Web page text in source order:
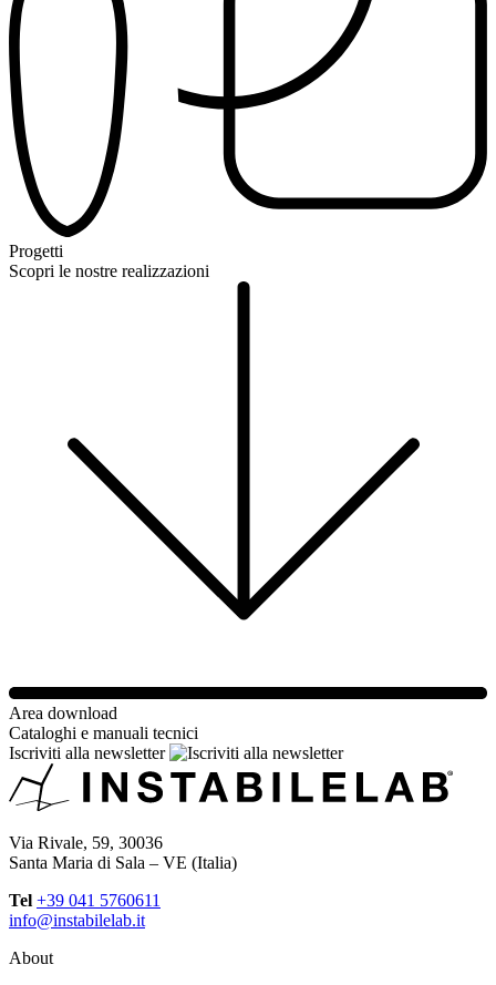
Progetti
Scopri le nostre realizzazioni
Area download
Cataloghi e manuali tecnici
Iscriviti alla newsletter
Via Rivale, 59, 30036
Santa Maria di Sala – VE (Italia)
Tel +39 041 5760611
info@instabilelab.it
About